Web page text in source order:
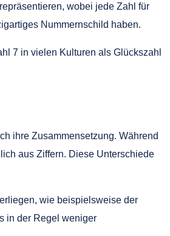
wobei jede Zahl für
Nummernschild haben.
7 in vielen Kulturen als Glückszahl
ihre Zusammensetzung. Während
aus Ziffern. Diese Unterschiede
wie beispielsweise der
in der Regel weniger